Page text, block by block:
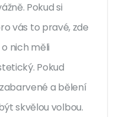
Pokud si
vás to pravé, zde
nich měli
Pokud
a bělení
skvělou volbou.